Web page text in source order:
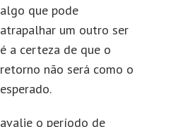
algo que pode
atrapalhar um outro ser
é a certeza de que o
retorno não será como o
esperado.
avalie o período de